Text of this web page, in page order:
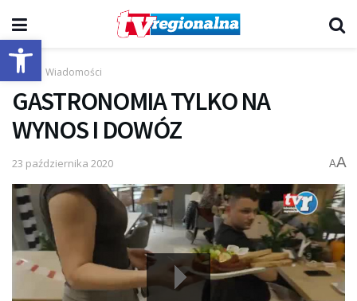
Otwórz pasek narzędzi
Start Wiadomości
GASTRONOMIA TYLKO NA
WYNOS I DOWÓZ
23 października 2020 AA